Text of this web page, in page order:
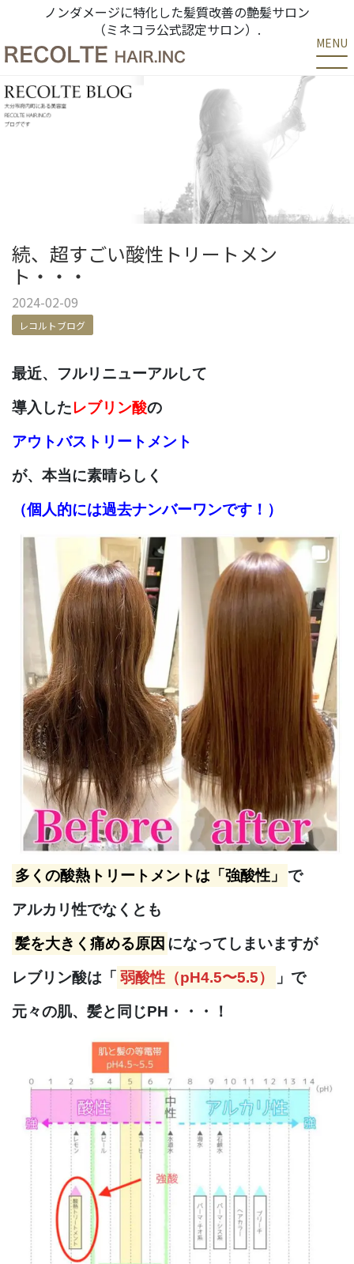
ノンダメージに特化した髪質改善の艶髪サロン
（ミネコラ公式認定サロン）.
MENU
続、超すごい酸性トリートメン
ト・・・
2024-02-09
レコルトブログ
最近、フルリニューアルして
導入したレブリン酸の
アウトバス トリートメント
が、 本当に素晴らしく
（個人的には過去ナンバーワンです！）
多くの酸熱トリートメントは「強酸性」 で
アルカリ性でなくとも
髪を大きく痛める原因 になってしまいますが
レブリン酸は「 弱酸性（pH4.5〜5.5） 」で
元々の肌、髪と同じPH・・・！